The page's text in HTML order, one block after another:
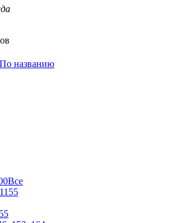
По названию
Все